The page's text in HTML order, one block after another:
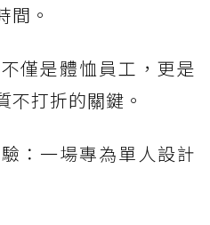
間。
僅是體恤員工，更是
不打折的關鍵。
：一場專為單人設計